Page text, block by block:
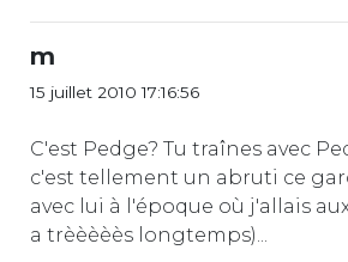
m
15 juillet 2010 17:16:56
C'est Pedge? Tu traînes avec
c'est tellement un abruti ce
avec lui à l'époque où j'allais
a trèèèèès longtemps)...